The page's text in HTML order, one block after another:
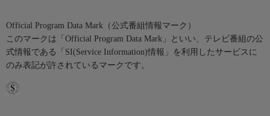
Official Program Data Mark（公式番組情報マーク）
このマークは「Official Program Data Mark」といい、テレビ番組の公
式情報である「SI(Service Information)情報」を利用したサービスに
のみ表記が許されているマークです。